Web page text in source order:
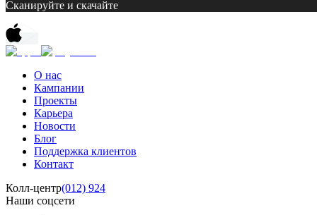
Сканируйте и скачайте
О нас
Кампании
Проекты
Карьера
Новости
Блог
Поддержка клиентов
Контакт
Колл-центр(012) 924
Наши соцсети